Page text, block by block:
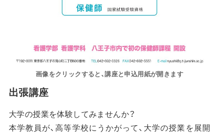
画像をクリックすると、講座と申込用紙が開きます
出張講座
大学の授業を体験してみませんか？
本学教員が、高等学校にうかがって、大学の授業を展開